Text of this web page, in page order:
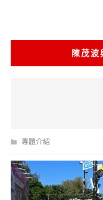
陳茂波
專題介紹